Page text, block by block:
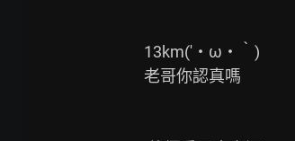
13km(′・ω・‵)
老哥你認真嗎